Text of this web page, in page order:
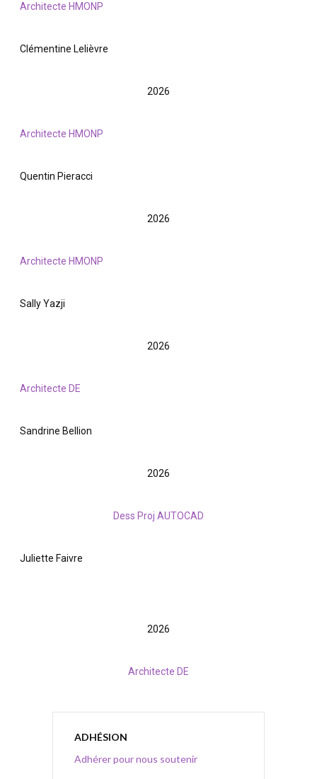
Architecte HMONP
Clémentine Lelièvre
2026
Architecte HMONP
Quentin Pieracci
2026
Architecte HMONP
Sally Yazji
2026
Architecte DE
Sandrine Bellion
2026
Dess Proj AUTOCAD
Juliette Faivre
2026
Architecte DE
ADHÉSION
Adhérer pour nous soutenir